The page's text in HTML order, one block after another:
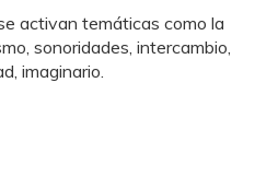
activan temáticas como la
sonoridades, intercambio,
imaginario.